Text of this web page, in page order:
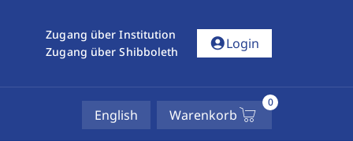
Zugang über Institution
Zugang über Shibboleth
account_circleLogin
English Warenkorb
0